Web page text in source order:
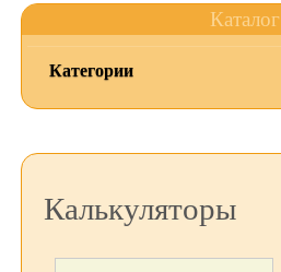
Каталог
Категории
Калькуляторы